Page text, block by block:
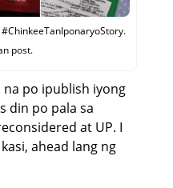
post.
po ipublish iyong
din po pala sa
at UP. I
ahead lang ng